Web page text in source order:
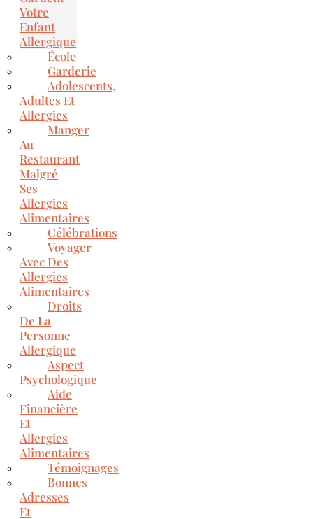
Votre
Enfant
Allergique
École
Garderie
Adolescents,
Adultes Et
Allergies
Manger
Au
Restaurant
Malgré
Ses
Allergies
Alimentaires
Célébrations
Voyager
Avec Des
Allergies
Alimentaires
Droits
De La
Personne
Allergique
Aspect
Psychologique
Aide
Financière
Et
Allergies
Alimentaires
Témoignages
Bonnes
Adresses
Et